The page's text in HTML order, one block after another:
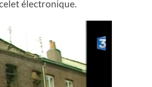
électronique.